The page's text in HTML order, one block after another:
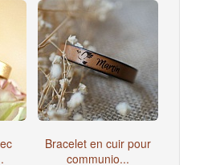
Bracelet en cuir pour
communio...